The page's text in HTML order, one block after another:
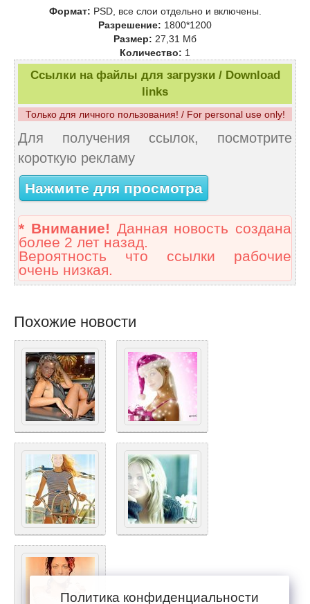
Формат: PSD, все слои отдельно и включены.
Разрешение: 1800*1200
Размер: 27,31 Mб
Количество: 1
Ссылки на файлы для загрузки / Download
links
Только для личного пользования! / For personal use only!
Для получения ссылок, посмотрите
короткую рекламу
Нажмите для просмотра
* Внимание! Данная новость создана
более 2 лет назад.
Вероятность что ссылки рабочие
очень низкая.
Похожие новости
Политика конфиденциальности